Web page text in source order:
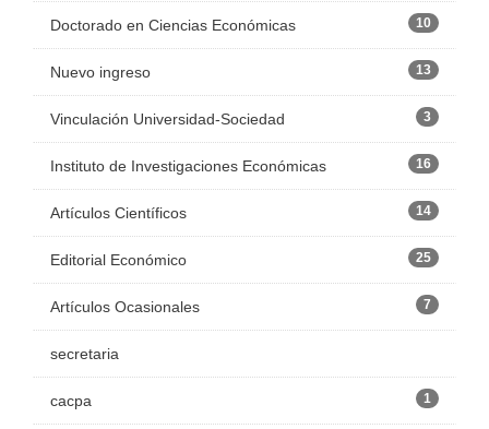
Doctorado en Ciencias Económicas 10
Nuevo ingreso 13
Vinculación Universidad-Sociedad 3
Instituto de Investigaciones Económicas 16
Artículos Científicos 14
Editorial Económico 25
Artículos Ocasionales 7
secretaria
cacpa 1